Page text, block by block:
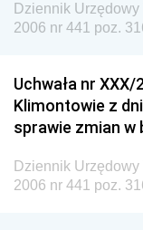
Dziennik
2006 nr 441 poz.
Uchwała nr
Klimontowie z
sprawie zmian w
Dziennik
2006 nr 441 poz.